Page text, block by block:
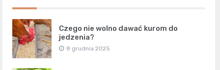
Czego nie wolno dawać kurom do
jedzenia?
8 grudnia 2025